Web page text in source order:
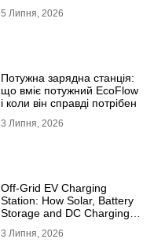
10ХСНД
5 Липня, 2026
Потужна зарядна станція:
що вміє потужний EcoFlow
і коли він справді потрібен
3 Липня, 2026
Off-Grid EV Charging
Station: How Solar, Battery
Storage and DC Charging
3 Липня, 2026